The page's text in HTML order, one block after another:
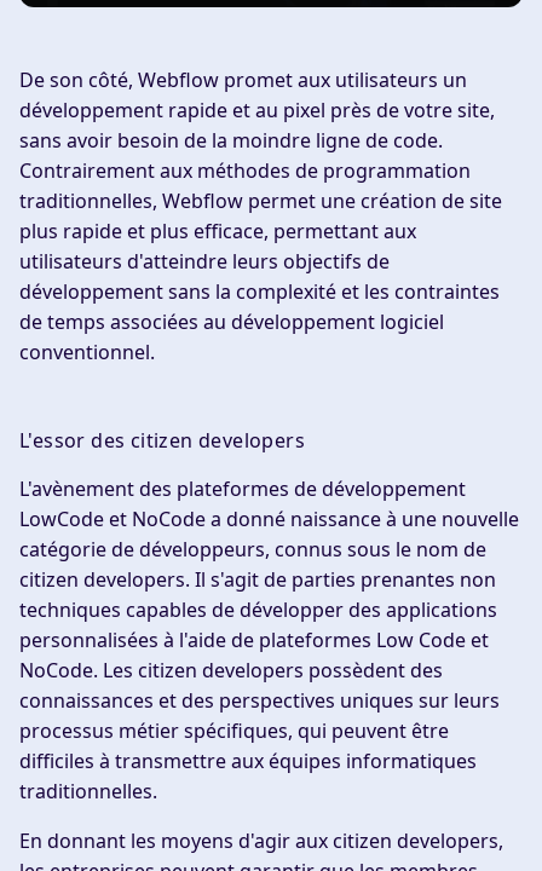
De son côté, Webflow promet aux utilisateurs un
développement rapide et au pixel près de votre site,
sans avoir besoin de la moindre ligne de code.
Contrairement aux méthodes de programmation
traditionnelles, Webflow permet une création de site
plus rapide et plus efficace, permettant aux
utilisateurs d'atteindre leurs objectifs de
développement sans la complexité et les contraintes
de temps associées au développement logiciel
conventionnel.
L'essor des citizen developers
L'avènement des plateformes de développement
LowCode et NoCode a donné naissance à une nouvelle
catégorie de développeurs, connus sous le nom de
citizen developers. Il s'agit de parties prenantes non
techniques capables de développer des applications
personnalisées à l'aide de plateformes Low Code et
NoCode. Les citizen developers possèdent des
connaissances et des perspectives uniques sur leurs
processus métier spécifiques, qui peuvent être
difficiles à transmettre aux équipes informatiques
traditionnelles.
En donnant les moyens d'agir aux citizen developers,